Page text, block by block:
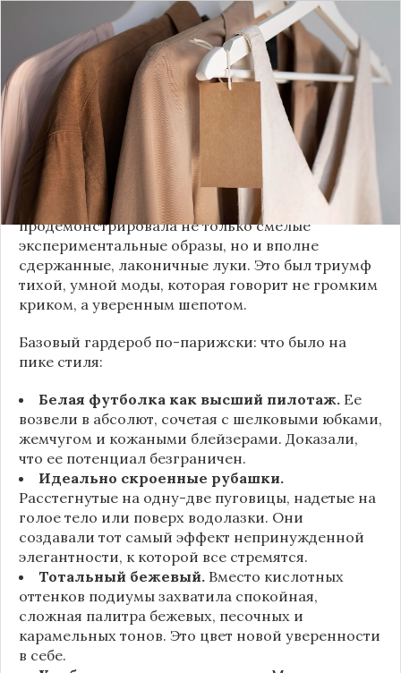
Принято считать, что Неделя моды в Париже —
это исключительно про безумные тренды, на
которые обычный человек посмотрит с
недоумением. Но самый интересный тренд этого
сезона был обращен к реальной жизни. Показы
доказали: истинная роскошь и мастерство стиля
заключаются не в эпатаже, а в виртуозном
владении базовыми вещами.
Как тонко подметила автор канала «Деловая
косметичка», завершившаяся неделя моды
продемонстрировала не только смелые
экспериментальные образы, но и вполне
сдержанные, лаконичные луки. Это был триумф
тихой, умной моды, которая говорит не громким
криком, а уверенным шепотом.
Базовый гардероб по-парижски: что было на
пике стиля:
Белая футболка как высший пилотаж. Ее
возвели в абсолют, сочетая с шелковыми юбками,
жемчугом и кожаными блейзерами. Доказали,
что ее потенциал безграничен.
Идеально скроенные рубашки.
Расстегнутые на одну-две пуговицы, надетые на
голое тело или поверх водолазки. Они
создавали тот самый эффект непринужденной
элегантности, к которой все стремятся.
Тотальный бежевый. Вместо кислотных
оттенков подиумы захватила спокойная,
сложная палитра бежевых, песочных и
карамельных тонов. Это цвет новой уверенности
в себе.